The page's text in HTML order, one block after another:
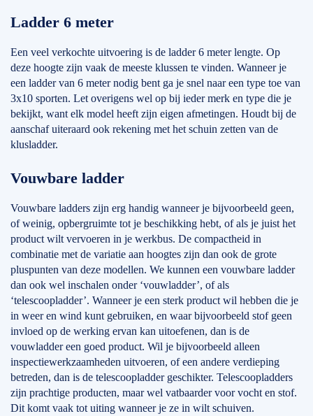
Ladder 6 meter
Een veel verkochte uitvoering is de ladder 6 meter lengte. Op
deze hoogte zijn vaak de meeste klussen te vinden. Wanneer je
een ladder van 6 meter nodig bent ga je snel naar een type toe van
3x10 sporten. Let overigens wel op bij ieder merk en type die je
bekijkt, want elk model heeft zijn eigen afmetingen. Houdt bij de
aanschaf uiteraard ook rekening met het schuin zetten van de
klusladder.
Vouwbare ladder
Vouwbare ladders zijn erg handig wanneer je bijvoorbeeld geen,
of weinig, opbergruimte tot je beschikking hebt, of als je juist het
product wilt vervoeren in je werkbus. De compactheid in
combinatie met de variatie aan hoogtes zijn dan ook de grote
pluspunten van deze modellen. We kunnen een vouwbare ladder
dan ook wel inschalen onder ‘vouwladder’, of als
‘telescoopladder’. Wanneer je een sterk product wil hebben die je
in weer en wind kunt gebruiken, en waar bijvoorbeeld stof geen
invloed op de werking ervan kan uitoefenen, dan is de
vouwladder een goed product. Wil je bijvoorbeeld alleen
inspectiewerkzaamheden uitvoeren, of een andere verdieping
betreden, dan is de telescoopladder geschikter. Telescoopladders
zijn prachtige producten, maar wel vatbaarder voor vocht en stof.
Dit komt vaak tot uiting wanneer je ze in wilt schuiven.